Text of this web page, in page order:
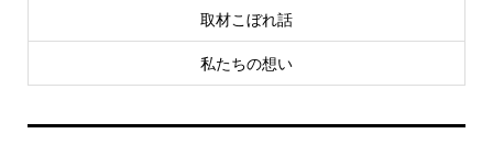
取材こぼれ話
私たちの想い